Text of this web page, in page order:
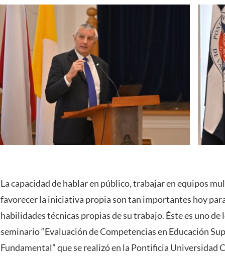
La capacidad de hablar en público, trabajar en equipos
favorecer la iniciativa propia son tan importantes hoy
habilidades técnicas propias de su trabajo. Éste es uno
seminario “Evaluación de Competencias en Educación
Fundamental” que se realizó en la Pontificia Universidad